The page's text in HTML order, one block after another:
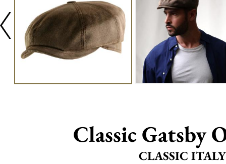
Classic Gatsby
CLASSIC ITALY